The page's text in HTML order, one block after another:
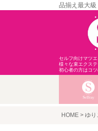
品揃え最大
セルフ向けマツ
様々な束エクス
初心者の方はコ
HOME ゆり